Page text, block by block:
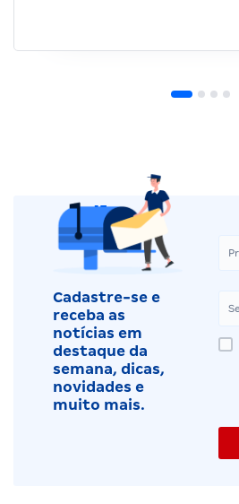
Cadastre-se e
receba as
notícias em
destaque da
semana, dicas,
novidades e
muito mais.